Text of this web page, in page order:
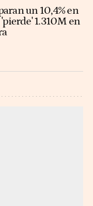
un 10,4% en
1.310M en